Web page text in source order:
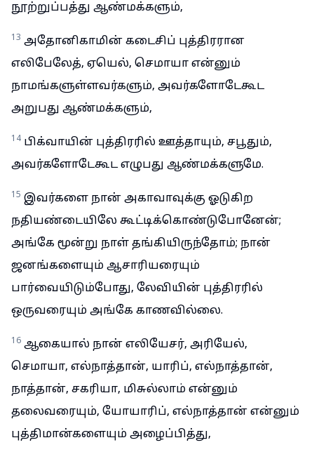
நூற்றுப்பத்து ஆண்மக்களும்,
13 அதோனிகாமின் கடைசிப் புத்திரரான
எலிபேலேத், ஏயெல், செமாயா என்னும்
நாமங்களுள்ளவர்களும், அவர்களோடேகூட
அறுபது ஆண்மக்களும்,
14 பிக்வாயின் புத்திரரில் ஊத்தாயும், சபூதும்,
அவர்களோடேகூட எழுபது ஆண்மக்களுமே.
15 இவர்களை நான் அகாவாவுக்கு ஓடுகிற
நதியண்டையிலே கூட்டிக்கொண்டுபோனேன்;
அங்கே மூன்று நாள் தங்கியிருந்தோம்; நான்
ஜனங்களையும் ஆசாரியரையும்
பார்வையிடும்போது, லேவியின் புத்திரரில்
ஒருவரையும் அங்கே காணவில்லை.
16 ஆகையால் நான் எலியேசர், அரியேல்,
செமாயா, எல்நாத்தான், யாரிப், எல்நாத்தான்,
நாத்தான், சகரியா, மிசுல்லாம் என்னும்
தலைவரையும், யோயாரிப், எல்நாத்தான் என்னும்
புத்திமான்களையும் அழைப்பித்து,